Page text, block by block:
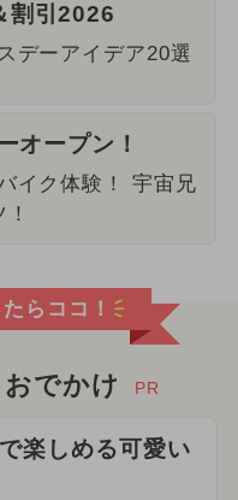
割引2026
デーアイデア20選
オープン！
イク体験！ 宇宙兄
らココ！
でかけ PR
楽しめる可愛い